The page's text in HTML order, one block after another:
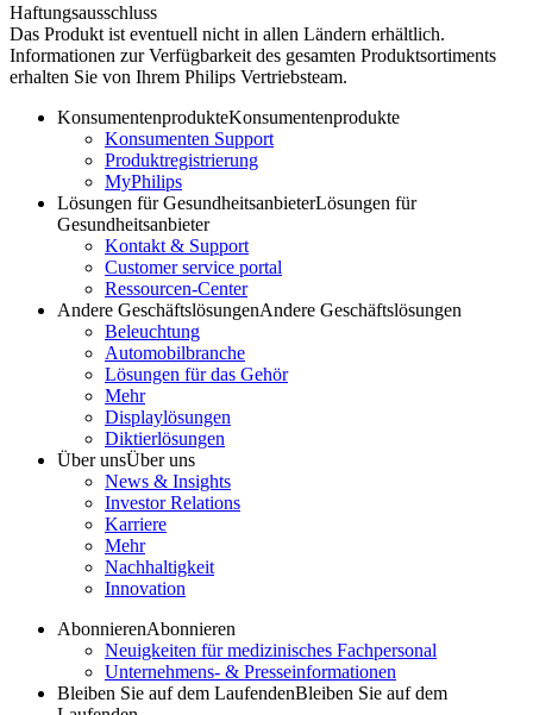
Haftungsausschluss
Das Produkt ist eventuell nicht in allen Ländern erhältlich.
Informationen zur Verfügbarkeit des gesamten Produktsortiments
erhalten Sie von Ihrem Philips Vertriebsteam.
KonsumentenprodukteKonsumentenprodukte
Konsumenten Support
Produktregistrierung
MyPhilips
Lösungen für GesundheitsanbieterLösungen für
Gesundheitsanbieter
Kontakt & Support
Customer service portal
Ressourcen-Center
Andere GeschäftslösungenAndere Geschäftslösungen
Beleuchtung
Automobilbranche
Lösungen für das Gehör
Mehr
Displaylösungen
Diktierlösungen
Über unsÜber uns
News & Insights
Investor Relations
Karriere
Mehr
Nachhaltigkeit
Innovation
AbonnierenAbonnieren
Neuigkeiten für medizinisches Fachpersonal
Unternehmens- & Presseinformationen
Bleiben Sie auf dem LaufendenBleiben Sie auf dem